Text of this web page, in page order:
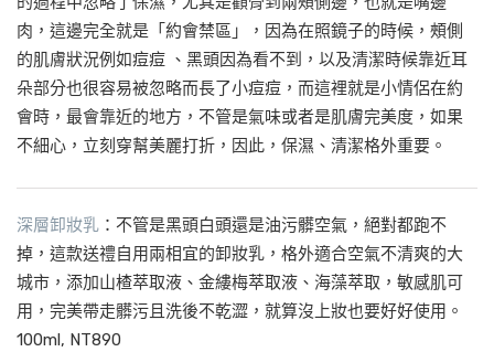
肉，這邊完全就是「約會禁區」，因為在照鏡子的時候，頰側
的肌膚狀況例如痘痘 、黑頭因為看不到，以及清潔時候靠近耳
朵部分也很容易被忽略而長了小痘痘，而這裡就是小情侶在約
會時，最會靠近的地方，不管是氣味或者是肌膚完美度，如果
不細心，立刻穿幫美麗打折，因此，保濕、清潔格外重要。
深層卸妝乳 ：不管是黑頭白頭還是油污髒空氣，絕對都跑不
掉，這款送禮自用兩相宜的卸妝乳，格外適合空氣不清爽的大
城市，添加山楂萃取液、金縷梅萃取液、海藻萃取，敏感肌可
用，完美帶走髒污且洗後不乾澀，就算沒上妝也要好好使用。
100ml, NT890